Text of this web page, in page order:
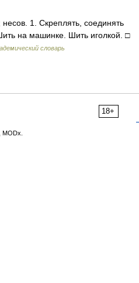
1. Скреплять, соединять
на машинке. Шить иголкой. □
словарь
18+